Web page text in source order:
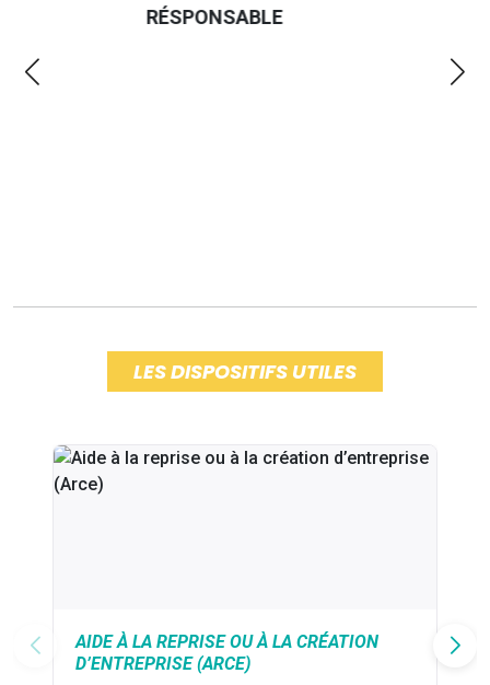
LES DISPOSITIFS UTILES
AIDE À LA REPRISE OU À LA CRÉATION
D’ENTREPRISE (ARCE)